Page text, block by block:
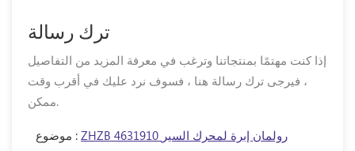
ترك رسالة
إذا كنت مهتمًا بمنتجاتنا وترغب في معرفة المزيد من التفاصيل
، فيرجى ترك رسالة هنا ، فسوف نرد عليك في أقرب وقت
ممكن.
موضوع : ZHZB 4631910 رولمان إبرة لمحرك السير